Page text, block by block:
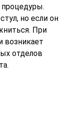
процедуры.
но если он
При
возникает
отделов